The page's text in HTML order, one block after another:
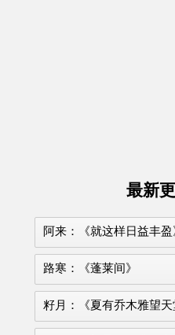
最新
阿来：《就这样日益丰盈
路寒：《蓬莱间》
籽月：《夏有乔木雅望天